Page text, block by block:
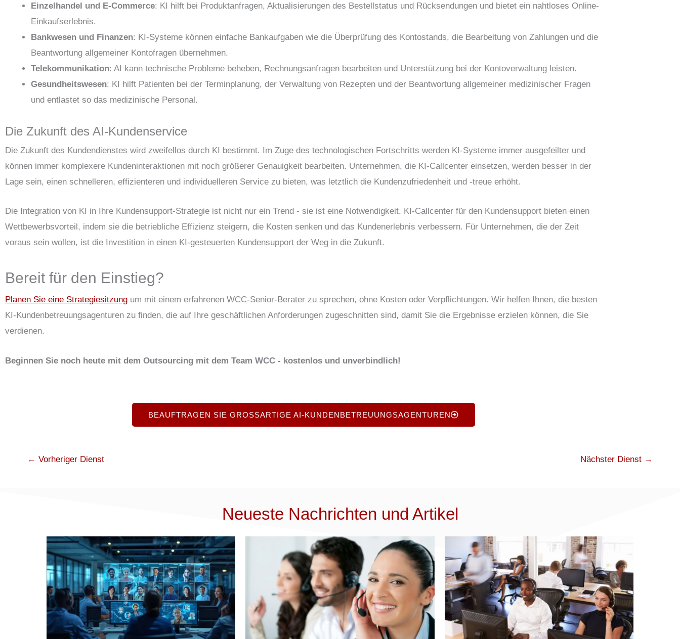
Einzelhandel und E-Commerce: KI hilft bei Produktanfragen, Aktualisierungen des Bestellstatus und Rücksendungen und bietet ein nahtloses Online-
Einkaufserlebnis.
Bankwesen und Finanzen: KI-Systeme können einfache Bankaufgaben wie die Überprüfung des Kontostands, die Bearbeitung von Zahlungen und die
Beantwortung allgemeiner Kontofragen übernehmen.
Telekommunikation: AI kann technische Probleme beheben, Rechnungsanfragen bearbeiten und Unterstützung bei der Kontoverwaltung leisten.
Gesundheitswesen: KI hilft Patienten bei der Terminplanung, der Verwaltung von Rezepten und der Beantwortung allgemeiner medizinischer Fragen
und entlastet so das medizinische Personal.
Die Zukunft des AI-Kundenservice
Die Zukunft des Kundendienstes wird zweifellos durch KI bestimmt. Im Zuge des technologischen Fortschritts werden KI-Systeme immer ausgefeilter und
können immer komplexere Kundeninteraktionen mit noch größerer Genauigkeit bearbeiten. Unternehmen, die KI-Callcenter einsetzen, werden besser in der
Lage sein, einen schnelleren, effizienteren und individuelleren Service zu bieten, was letztlich die Kundenzufriedenheit und -treue erhöht.
Die Integration von KI in Ihre Kundensupport-Strategie ist nicht nur ein Trend - sie ist eine Notwendigkeit. KI-Callcenter für den Kundensupport bieten einen
Wettbewerbsvorteil, indem sie die betriebliche Effizienz steigern, die Kosten senken und das Kundenerlebnis verbessern. Für Unternehmen, die der Zeit
voraus sein wollen, ist die Investition in einen KI-gesteuerten Kundensupport der Weg in die Zukunft.
Bereit für den Einstieg?
Planen Sie eine Strategiesitzung um mit einem erfahrenen WCC-Senior-Berater zu sprechen, ohne Kosten oder Verpflichtungen. Wir helfen Ihnen, die besten
KI-Kundenbetreuungsagenturen zu finden, die auf Ihre geschäftlichen Anforderungen zugeschnitten sind, damit Sie die Ergebnisse erzielen können, die Sie
verdienen.
Beginnen Sie noch heute mit dem Outsourcing mit dem Team WCC - kostenlos und unverbindlich!
BEAUFTRAGEN SIE GROSSARTIGE AI-KUNDENBETREUUNGSAGENTUREN
← Vorheriger Dienst Nächster Dienst →
Neueste Nachrichten und Artikel